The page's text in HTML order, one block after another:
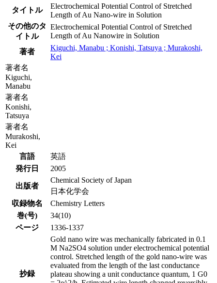
タイトル
Electrochemical Potential Control of Stretched
Length of Au Nano-wire in Solution
その他のタ
イトル
Electrochemical Potential Control of Stretched
Length of Au Nanowire in Solution
著者
Kiguchi, Manabu ; Konishi, Tatsuya ; Murakoshi,
Kei
著者名
Kiguchi,
Manabu
著者名
Konishi,
Tatsuya
著者名
Murakoshi,
Kei
言語
英語
発行日
2005
出版者
Chemical Society of Japan
日本化学会
収録物名
Chemistry Letters
巻(号)
34(10)
ページ
1336-1337
抄録
Gold nano wire was mechanically fabricated in 0.1
M Na2SO4 solution under electrochemical potential
control. Stretched length of the gold nano-wire was
evaluated from the length of the last conductance
plateau showing a unit conductance quantum, 1 G0